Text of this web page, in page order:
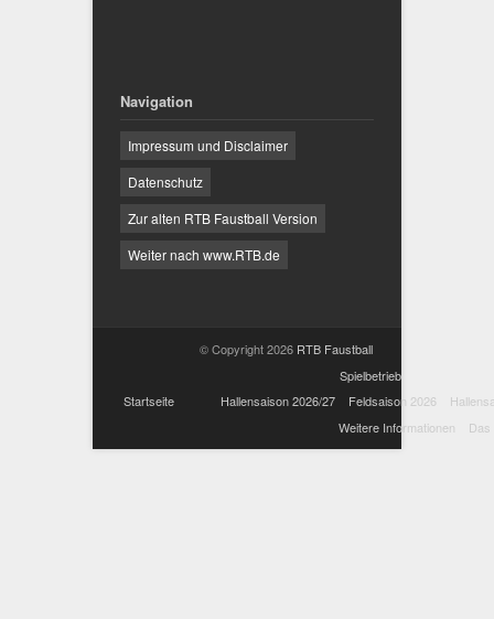
Navigation
Impressum und Disclaimer
Datenschutz
Zur alten RTB Faustball Version
Weiter nach www.RTB.de
© Copyright 2026 RTB Faustball
Startseite
Spielbetrieb
Hallensaison 2026/27
Feldsaison 2026
Weitere Informationen
Das